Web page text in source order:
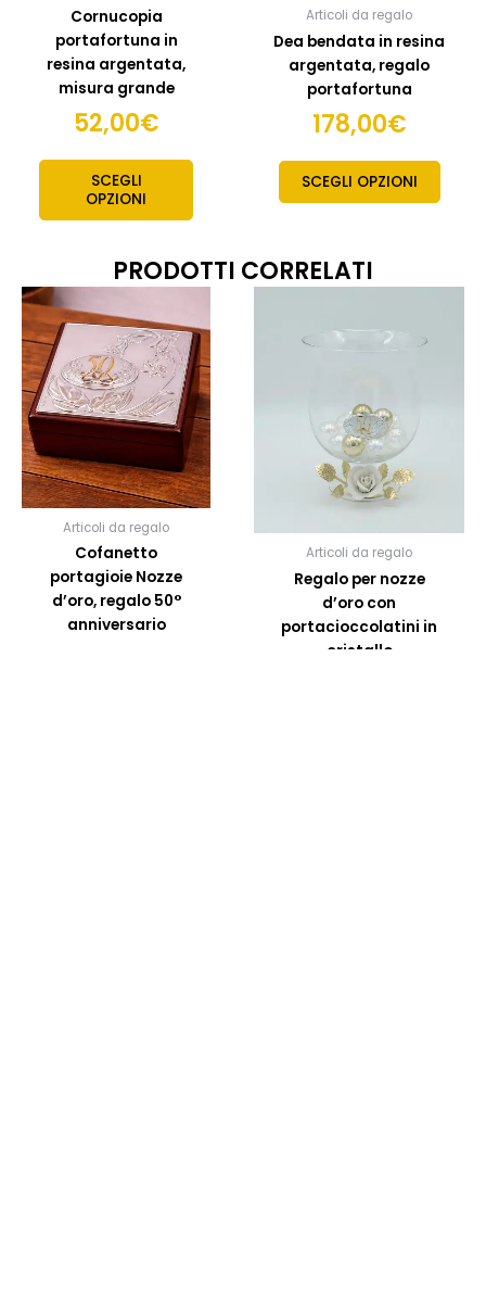
Cornucopia
portafortuna in
resina argentata,
misura grande
52,00€
SCEGLI
OPZIONI
Articoli da regalo
Dea bendata in resina
argentata, regalo
portafortuna
178,00€
SCEGLI OPZIONI
PRODOTTI CORRELATI
Articoli da regalo
Cofanetto
portagioie Nozze
d’oro, regalo 50°
anniversario
Articoli da regalo
Regalo per nozze
d’oro con
portacioccolatini in
cristallo